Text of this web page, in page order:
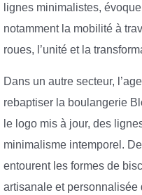
lignes minimalistes,
notamment la mobilité à
roues, l’unité et la
Dans un autre secteur,
rebaptiser la boulangerie
le logo mis à jour, des
minimalisme intemporel.
entourent les formes de
artisanale et